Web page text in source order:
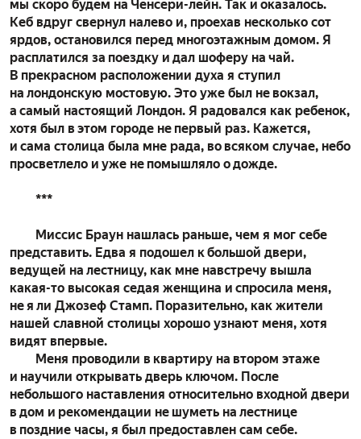
мы скоро будем на Ченсери-лейн. Так и оказалось.
Кеб вдруг свернул налево и, проехав несколько сот
ярдов, остановился перед многоэтажным домом. Я
расплатился за поездку и дал шоферу на чай.
В прекрасном расположении духа я ступил
на лондонскую мостовую. Это уже был не вокзал,
а самый настоящий Лондон. Я радовался как ребенок,
хотя был в этом городе не первый раз. Кажется,
и сама столица была мне рада, во всяком случае, небо
просветлело и уже не помышляло о дожде.
***
Миссис Браун нашлась раньше, чем я мог себе
представить. Едва я подошел к большой двери,
ведущей на лестницу, как мне навстречу вышла
какая-то высокая седая женщина и спросила меня,
не я ли Джозеф Стамп. Поразительно, как жители
нашей славной столицы хорошо узнают меня, хотя
видят впервые.
Меня проводили в квартиру на втором этаже
и научили открывать дверь ключом. После
небольшого наставления относительно входной двери
в дом и рекомендации не шуметь на лестнице
в поздние часы, я был предоставлен сам себе.